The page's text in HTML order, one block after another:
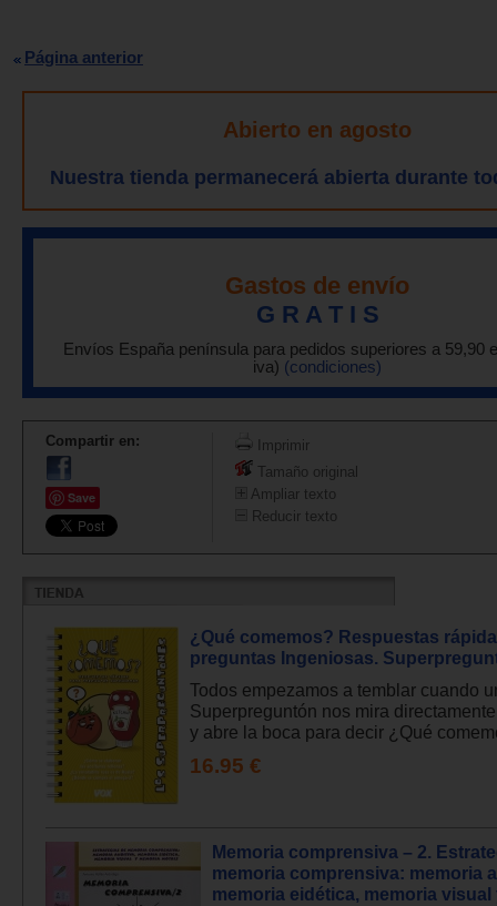
Página anterior
Abierto en agosto
Nuestra tienda permanecerá abierta durante
Gastos de envío
G R A T I S
Envíos España península para pedidos superiores a 59,90
iva) (condiciones)
Compartir en:
Save
Imprimir
Tamaño original
Ampliar texto
Reducir texto
¿Qué comemos? Respuestas
preguntas Ingeniosas.
Todos empezamos a temblar cuando
Superpreguntón nos mira
y abre la boca para decir ¿Qué
16.95 €
Memoria comprensiva – 2.
memoria comprensiva: memoria
memoria eidética, memoria visual